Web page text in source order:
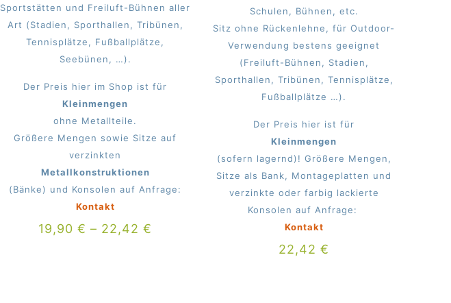
Sportstätten und Freiluft-Bühnen aller
Art (Stadien, Sporthallen, Tribünen,
Tennisplätze, Fußballplätze,
Seebünen, …).
Der Preis hier im Shop ist für
Kleinmengen
ohne Metallteile.
Größere Mengen sowie Sitze auf
verzinkten
Metallkonstruktionen
(Bänke) und Konsolen auf Anfrage:
Kontakt
19,90€ – 22,42€
Schulen, Bühnen, etc.
Sitz ohne Rückenlehne, für Outdoor-
Verwendung bestens geeignet
(Freiluft-Bühnen, Stadien,
Sporthallen, Tribünen, Tennisplätze,
Fußballplätze …).
Der Preis hier ist für
Kleinmengen
(sofern lagernd)! Größere Mengen,
Sitze als Bank, Montageplatten und
verzinkte oder farbig lackierte
Konsolen auf Anfrage:
Kontakt
22,42€